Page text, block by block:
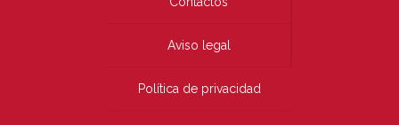
Aviso legal
Política de privacidad